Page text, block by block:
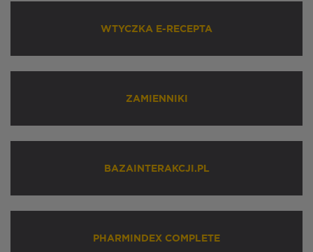
WTYCZKA E-RECEPTA
ZAMIENNIKI
BAZAINTERAKCJI.PL
PHARMINDEX COMPLETE